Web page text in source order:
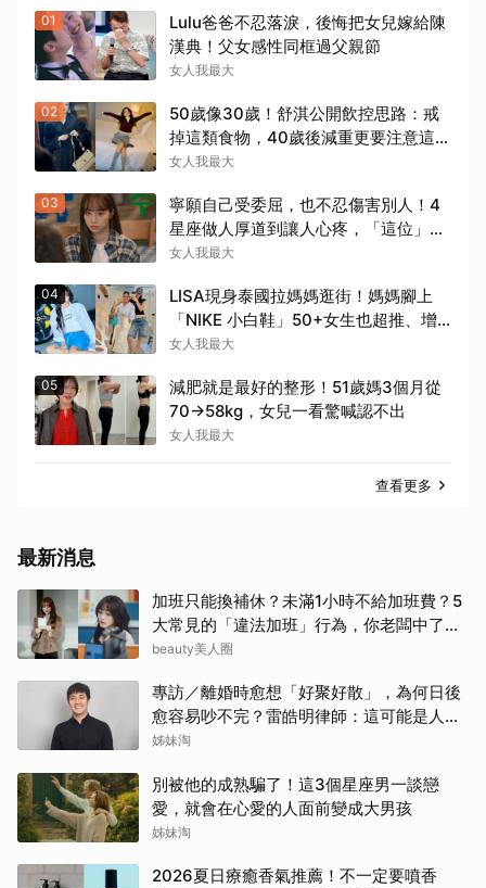
01
Lulu爸爸不忍落淚，後悔把女兒嫁給陳
漢典！父女感性同框過父親節
女人我最大
02
50歲像30歲！舒淇公開飲控思路：戒
掉這類食物，40歲後減重更要注意這幾
件事！
女人我最大
03
寧願自己受委屈，也不忍傷害別人！4
星座做人厚道到讓人心疼，「這位」敏
感細膩搞得自己不斷內耗
女人我最大
04
LISA現身泰國拉媽媽逛街！媽媽腳上
「NIKE 小白鞋」50+女生也超推、增
高輕量又耐走！
女人我最大
05
減肥就是最好的整形！51歲媽3個月從
70→58kg，女兒一看驚喊認不出
女人我最大
查看更多
最新消息
加班只能換補休？未滿1小時不給加班費？5
大常見的「違法加班」行為，你老闆中了幾
項？
beauty美人圈
專訪／離婚時愈想「好聚好散」，為何日後
愈容易吵不完？雷皓明律師：這可能是人生
最貴的一份協議書
姊妹淘
別被他的成熟騙了！這3個星座男一談戀
愛，就會在心愛的人面前變成大男孩
姊妹淘
2026夏日療癒香氣推薦！不一定要噴香